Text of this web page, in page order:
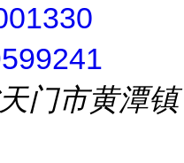
门市黄潭镇